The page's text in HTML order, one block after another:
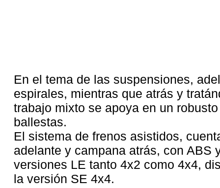
En el tema de las suspensiones,
espirales, mientras que atrás y
trabajo mixto se apoya en un
ballestas.
El sistema de frenos asistidos,
adelante y campana atrás, con ABS
versiones LE tanto 4x2 como 4x4,
la versión SE 4x4.